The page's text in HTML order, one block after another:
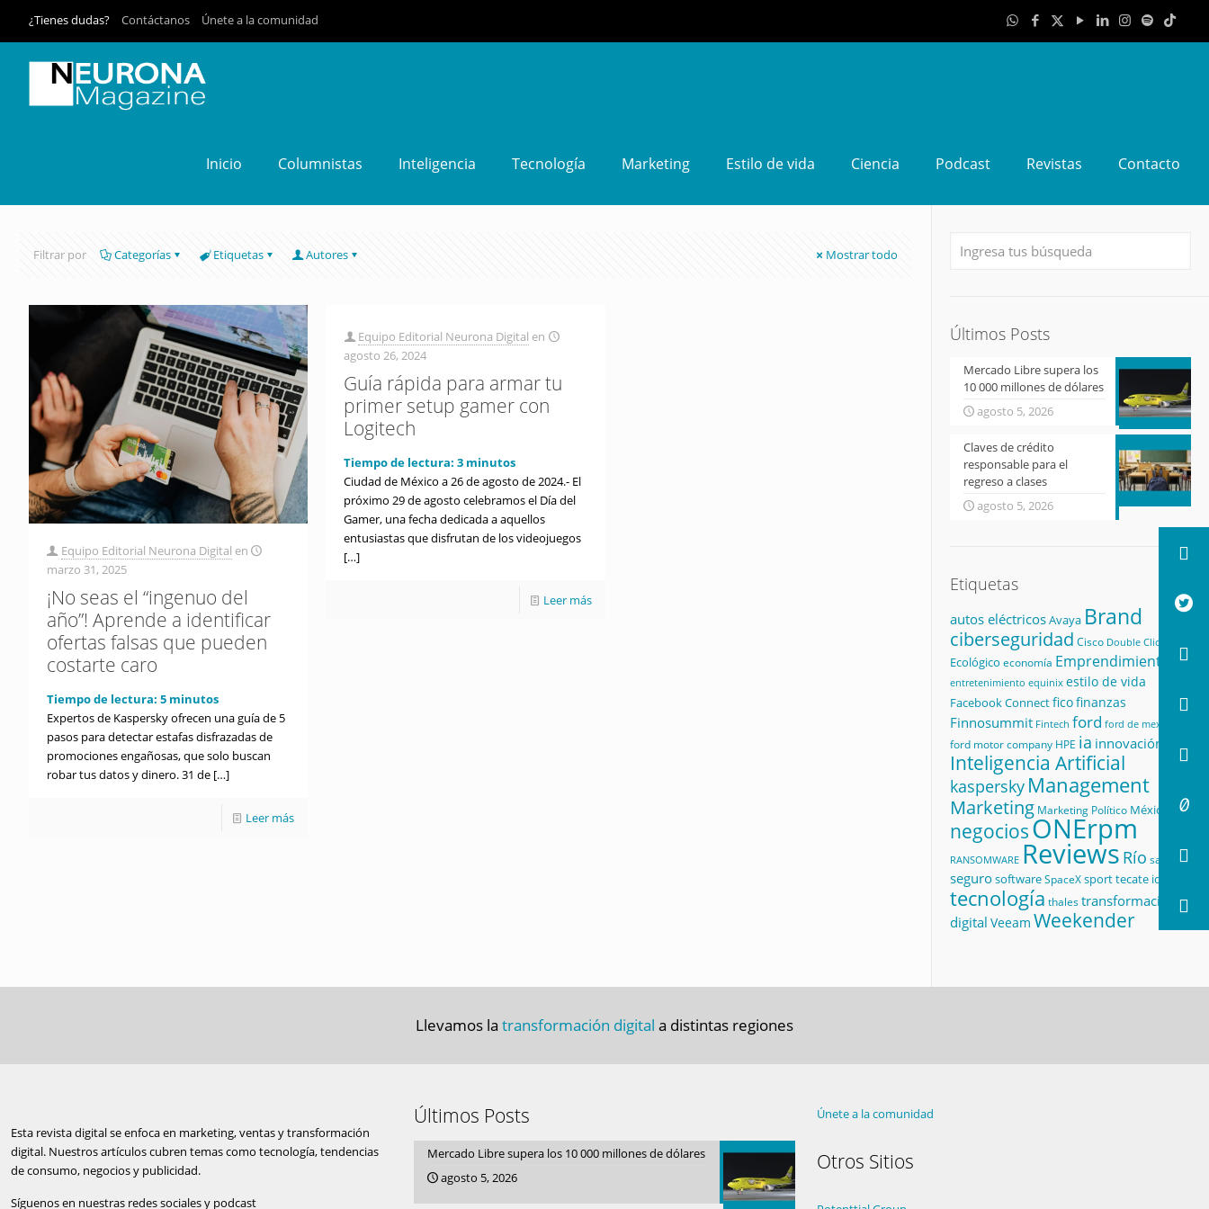
¿Tienes dudas? Contáctanos Únete a la comunidad
Inicio Columnistas Inteligencia Tecnología Marketing Estilo de vida Ciencia Podcast Revistas Contacto
Filtrar por Categorías Etiquetas Autores Mostrar todo
Equipo Editorial Neurona Digital en
marzo 31, 2025
¡No seas el “ingenuo del
año”! Aprende a identificar
ofertas falsas que pueden
costarte caro
Tiempo de lectura: 5 minutos
Expertos de Kaspersky ofrecen una guía de 5
pasos para detectar estafas disfrazadas de
promociones engañosas, que solo buscan
robar tus datos y dinero. 31 de[…]
Leer más
Equipo Editorial Neurona Digital en
agosto 26, 2024
Guía rápida para armar tu
primer setup gamer con
Logitech
Tiempo de lectura:3 minutos
Ciudad de México a 26 de agosto de 2024.- El
próximo 29 de agosto celebramos el Día del
Gamer, una fecha dedicada a aquellos
entusiastas que disfrutan de los videojuegos
[…]
Leer más
Últimos Posts
Mercado Libre supera los
10 000 millones de dólares
agosto 5, 2026
Claves de crédito
responsable para el
regreso a clases
agosto 5, 2026
Etiquetas
autos eléctricosAvaya Brand
ciberseguridad Cisco Double Click
Ecológico economía Emprendimiento
entretenimiento equinix estilo de vida
Facebook Connectficofinanzas
Finnosummit Fintech ford ford de mexico
ford motor company HPE ia innovación
Inteligencia Artificial
kaspersky Management
Marketing Marketing Político México
negociosONErpm
RANSOMWARE Reviews Río salud
segurosoftwareSpaceXsporttecate id
tecnología thalestransformación
digital Veeam Weekender
Llevamos la transformación digital a distintas regiones
Esta revista digital se enfoca en marketing, ventas y transformación
digital. Nuestros artículos cubren temas como tecnología, tendencias
de consumo, negocios y publicidad.
Síguenos en nuestras redes sociales y podcast
Últimos Posts
Mercado Libre supera los 10 000 millones de dólares
agosto 5, 2026
Únete a la comunidad
Otros Sitios